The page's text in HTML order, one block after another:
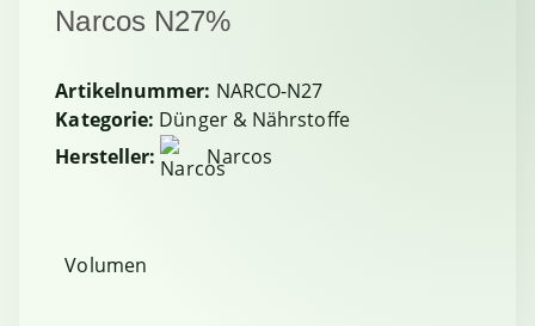
Narcos N27%
Artikelnummer: NARCO-N27
Kategorie: Dünger & Nährstoffe
Hersteller:
Narcos
Volumen